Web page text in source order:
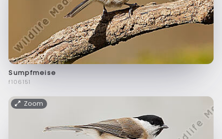
Sumpfmeise
f106151
Zoom